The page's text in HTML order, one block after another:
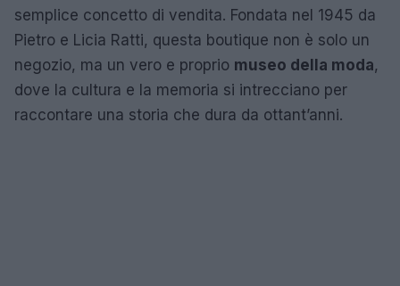
semplice concetto di vendita. Fondata nel 1945 da
Pietro e Licia Ratti, questa boutique non è solo un
negozio, ma un vero e proprio museo della moda,
dove la cultura e la memoria si intrecciano per
raccontare una storia che dura da ottant’anni.